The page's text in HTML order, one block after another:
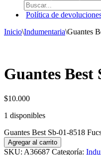
Política de
Inicio\Indumentaria\Guantes
Guantes Best
$10.000
1 disponibles
Guantes Best Sb-01-8518
Agregar al carrito
SKU: A36687 Categoría: